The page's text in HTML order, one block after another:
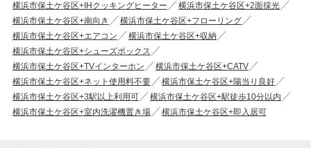
横浜市保土ケ谷区+IHクッキングヒーター
横浜市保土ケ谷区+2面採光
横浜市保土ケ谷区+南向き
横浜市保土ケ谷区+フローリング
横浜市保土ケ谷区+エアコン
横浜市保土ケ谷区+収納
横浜市保土ケ谷区+シューズボックス
横浜市保土ケ谷区+TVインターホン
横浜市保土ケ谷区+CATV
横浜市保土ケ谷区+ネット使用料不要
横浜市保土ケ谷区+陽当り良好
横浜市保土ケ谷区+3駅以上利用可
横浜市保土ケ谷区+駅徒歩10分以内
横浜市保土ケ谷区+室内洗濯機置き場
横浜市保土ケ谷区+即入居可